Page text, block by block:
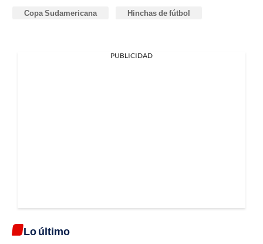
Copa Sudamericana Hinchas de fútbol
PUBLICIDAD
Lo último